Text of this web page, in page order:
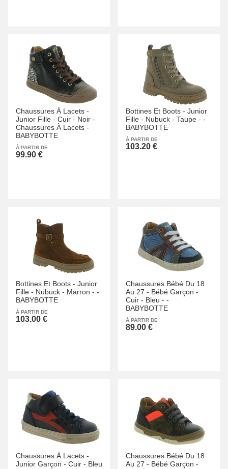
Chaussures À Lacets -
Junior Fille - Cuir - Noir -
Chaussures À Lacets -
BABYBOTTE
À PARTIR DE
99.90 €
Bottines Et Boots - Junior
Fille - Nubuck - Taupe - -
BABYBOTTE
À PARTIR DE
103.20 €
Bottines Et Boots - Junior
Fille - Nubuck - Marron - -
BABYBOTTE
À PARTIR DE
103.00 €
Chaussures Bébé Du 18
Au 27 - Bébé Garçon -
Cuir - Bleu - -
BABYBOTTE
À PARTIR DE
89.00 €
Chaussures À Lacets -
Junior Garçon - Cuir - Bleu
Chaussures Bébé Du 18
Au 27 - Bébé Garçon -